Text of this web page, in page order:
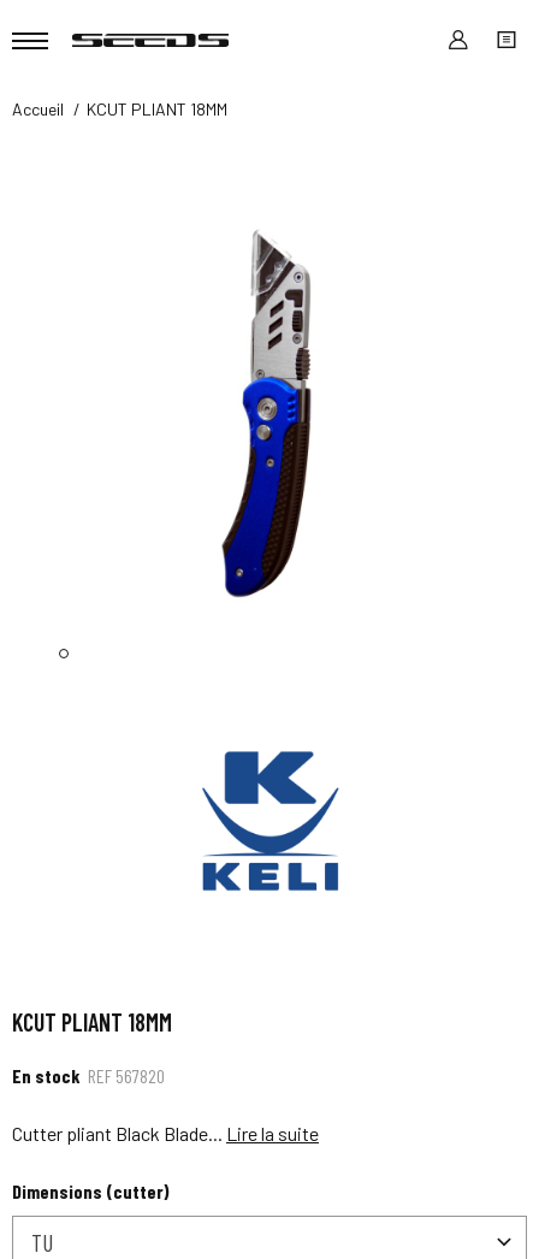
Accueil KCUT PLIANT 18MM
KCUT PLIANT 18MM
En stock REF 567820
Cutter pliant Black Blade... Lire la suite
Dimensions (cutter)
TU